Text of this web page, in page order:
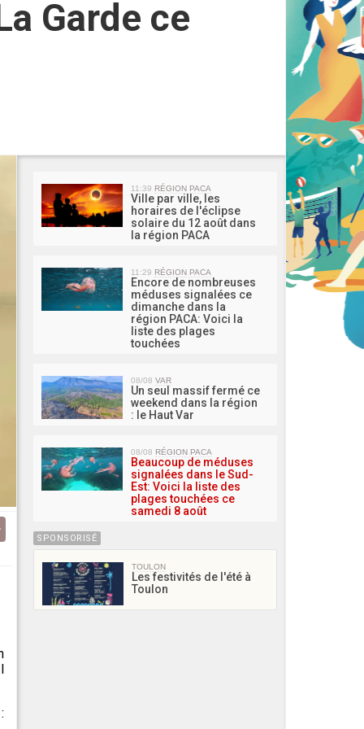
Garde ce
MA
11:39 RÉGION PACA
Ville par ville, les
horaires de l'éclipse
solaire du 12 août dans
la région PACA
11:29 RÉGION PACA
Encore de nombreuses
méduses signalées ce
dimanche dans la
région PACA: Voici la
liste des plages
touchées
08/08 VAR
Un seul massif fermé ce
weekend dans la région
: le Haut Var
08/08 RÉGION PACA
Beaucoup de méduses
signalées dans le Sud-
Est: Voici la liste des
plages touchées ce
samedi 8 août
SPONSORISÉ
TOULON
Les festivités de l'été à
Toulon